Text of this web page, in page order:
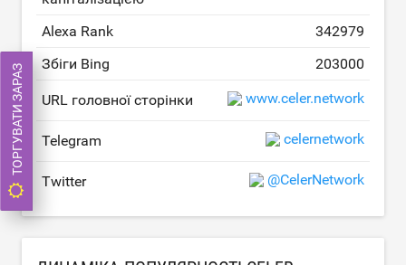
Alexa Rank
342979
Збіги Bing
203000
URL головної сторінки www.celer.network
Telegram celernetwork
Twitter @CelerNetwork
ТОРГУВАТИ ЗАРАЗ